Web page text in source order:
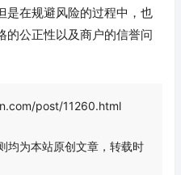
是在规避风险的过程中，也
的公正性以及商户的信誉问
post/11260.html
均为本站原创文章，转载时